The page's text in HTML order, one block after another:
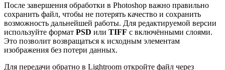
После завершения обработки в Photoshop важно правильно
сохранить файл, чтобы не потерять качество и сохранить
возможность дальнейшей работы. Для редактируемой версии
используйте формат PSD или TIFF с включёнными слоями.
Это позволит возвращаться к исходным элементам
изображения без потери данных.
Для передачи обратно в Lightroom откройте файл через